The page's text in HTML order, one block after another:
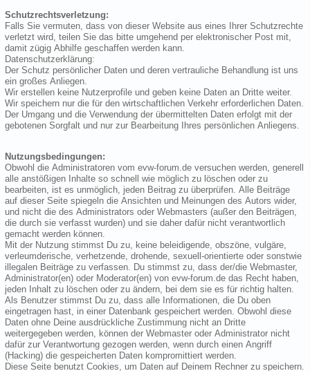
Schutzrechtsverletzung:
Falls Sie vermuten, dass von dieser Website aus eines Ihrer Schutzrechte
verletzt wird, teilen Sie das bitte umgehend per elektronischer Post mit,
damit zügig Abhilfe geschaffen werden kann.
Datenschutzerklärung:
Der Schutz persönlicher Daten und deren vertrauliche Behandlung ist uns
ein großes Anliegen.
Wir erstellen keine Nutzerprofile und geben keine Daten an Dritte weiter.
Wir speichern nur die für den wirtschaftlichen Verkehr erforderlichen Daten.
Der Umgang und die Verwendung der übermittelten Daten erfolgt mit der
gebotenen Sorgfalt und nur zur Bearbeitung Ihres persönlichen Anliegens.
Nutzungsbedingungen:
Obwohl die Administratoren vom evw-forum.de versuchen werden, generell
alle anstößigen Inhalte so schnell wie möglich zu löschen oder zu
bearbeiten, ist es unmöglich, jeden Beitrag zu überprüfen. Alle Beiträge
auf dieser Seite spiegeln die Ansichten und Meinungen des Autors wider,
und nicht die des Administrators oder Webmasters (außer den Beiträgen,
die durch sie verfasst wurden) und sie daher dafür nicht verantwortlich
gemacht werden können.
Mit der Nutzung stimmst Du zu, keine beleidigende, obszöne, vulgäre,
verleumderische, verhetzende, drohende, sexuell-orientierte oder sonstwie
illegalen Beiträge zu verfassen. Du stimmst zu, dass der/die Webmaster,
Administrator(en) oder Moderator(en) von evw-forum.de das Recht haben,
jeden Inhalt zu löschen oder zu ändern, bei dem sie es für richtig halten.
Als Benutzer stimmst Du zu, dass alle Informationen, die Du oben
eingetragen hast, in einer Datenbank gespeichert werden. Obwohl diese
Daten ohne Deine ausdrückliche Zustimmung nicht an Dritte
weitergegeben werden, können der Webmaster oder Administrator nicht
dafür zur Verantwortung gezogen werden, wenn durch einen Angriff
(Hacking) die gespeicherten Daten kompromittiert werden.
Diese Seite benutzt Cookies, um Daten auf Deinem Rechner zu speichern.